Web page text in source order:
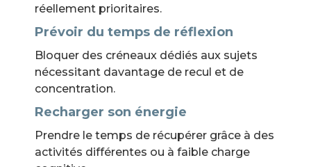
réellement prioritaires.
Prévoir du temps de réflexion
Bloquer des créneaux dédiés aux sujets
nécessitant davantage de recul et de
concentration.
Recharger son énergie
Prendre le temps de récupérer grâce à des
activités différentes ou à faible charge